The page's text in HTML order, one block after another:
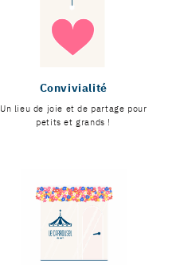
Convivialité
Un lieu de joie et de partage pour
petits et grands !